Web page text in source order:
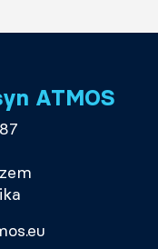
ATMOS